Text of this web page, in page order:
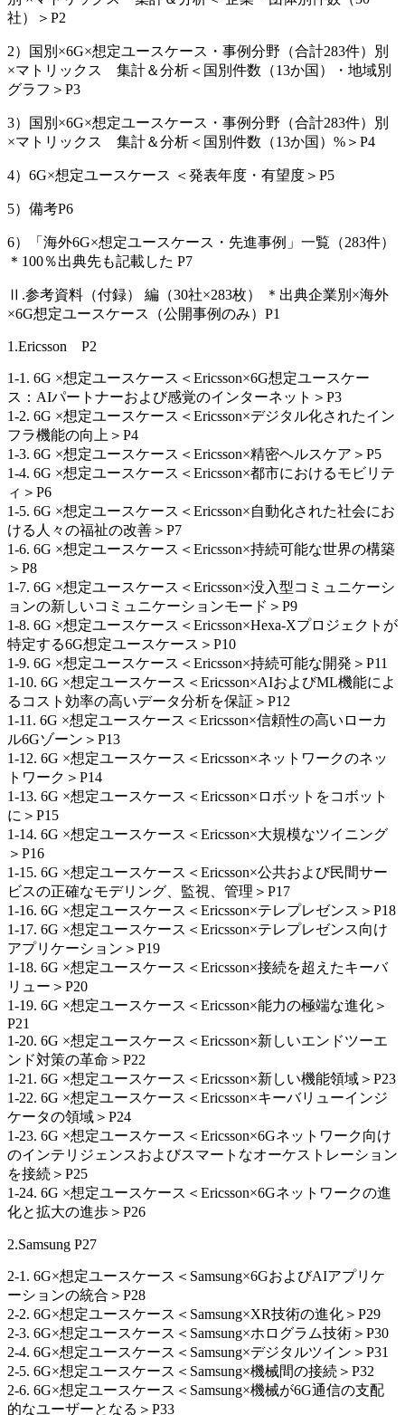
社）＞P2
2）国別×6G×想定ユースケース・事例分野（合計283件）別
×マトリックス 集計＆分析＜国別件数（13か国）・地域別
グラフ＞P3
3）国別×6G×想定ユースケース・事例分野（合計283件）別
×マトリックス 集計＆分析＜国別件数（13か国）%＞P4
4）6G×想定ユースケース ＜発表年度・有望度＞P5
5）備考P6
6）「海外6G×想定ユースケース・先進事例」一覧（283件）
＊100％出典先も記載した P7
Ⅱ.参考資料（付録） 編（30社×283枚） ＊出典企業別×海外
×6G想定ユースケース（公開事例のみ）P1
1.Ericsson P2
1-1. 6G ×想定ユースケース＜Ericsson×6G想定ユースケー
ス：AIパートナーおよび感覚のインターネット＞P3
1-2. 6G ×想定ユースケース＜Ericsson×デジタル化されたイン
フラ機能の向上＞P4
1-3. 6G ×想定ユースケース＜Ericsson×精密ヘルスケア＞P5
1-4. 6G ×想定ユースケース＜Ericsson×都市におけるモビリテ
ィ＞P6
1-5. 6G ×想定ユースケース＜Ericsson×自動化された社会にお
ける人々の福祉の改善＞P7
1-6. 6G ×想定ユースケース＜Ericsson×持続可能な世界の構築
＞P8
1-7. 6G ×想定ユースケース＜Ericsson×没入型コミュニケーシ
ョンの新しいコミュニケーションモード＞P9
1-8. 6G ×想定ユースケース＜Ericsson×Hexa-Xプロジェクトが
特定する6G想定ユースケース＞P10
1-9. 6G ×想定ユースケース＜Ericsson×持続可能な開発＞P11
1-10. 6G ×想定ユースケース＜Ericsson×AIおよびML機能によ
るコスト効率の高いデータ分析を保証＞P12
1-11. 6G ×想定ユースケース＜Ericsson×信頼性の高いローカ
ル6Gゾーン＞P13
1-12. 6G ×想定ユースケース＜Ericsson×ネットワークのネッ
トワーク＞P14
1-13. 6G ×想定ユースケース＜Ericsson×ロボットをコボット
に＞P15
1-14. 6G ×想定ユースケース＜Ericsson×大規模なツイニング
＞P16
1-15. 6G ×想定ユースケース＜Ericsson×公共および民間サー
ビスの正確なモデリング、監視、管理＞P17
1-16. 6G ×想定ユースケース＜Ericsson×テレプレゼンス＞P18
1-17. 6G ×想定ユースケース＜Ericsson×テレプレゼンス向け
アプリケーション＞P19
1-18. 6G ×想定ユースケース＜Ericsson×接続を超えたキーバ
リュー＞P20
1-19. 6G ×想定ユースケース＜Ericsson×能力の極端な進化＞
P21
1-20. 6G ×想定ユースケース＜Ericsson×新しいエンドツーエ
ンド対策の革命＞P22
1-21. 6G ×想定ユースケース＜Ericsson×新しい機能領域＞P23
1-22. 6G ×想定ユースケース＜Ericsson×キーバリューインジ
ケータの領域＞P24
1-23. 6G ×想定ユースケース＜Ericsson×6Gネットワーク向け
のインテリジェンスおよびスマートなオーケストレーション
を接続＞P25
1-24. 6G ×想定ユースケース＜Ericsson×6Gネットワークの進
化と拡大の進歩＞P26
2.Samsung P27
2-1. 6G×想定ユースケース＜Samsung×6GおよびAIアプリケ
ーションの統合＞P28
2-2. 6G×想定ユースケース＜Samsung×XR技術の進化＞P29
2-3. 6G×想定ユースケース＜Samsung×ホログラム技術＞P30
2-4. 6G×想定ユースケース＜Samsung×デジタルツイン＞P31
2-5. 6G×想定ユースケース＜Samsung×機械間の接続＞P32
2-6. 6G×想定ユースケース＜Samsung×機械が6G通信の支配
的なユーザーとなる＞P33